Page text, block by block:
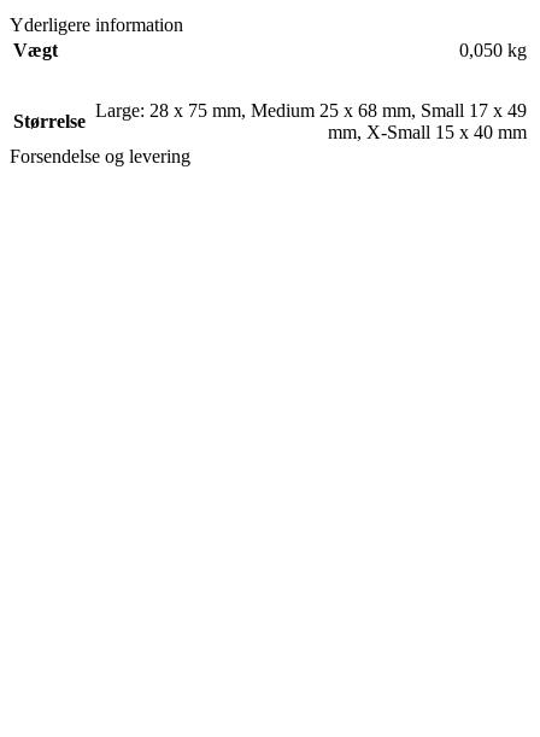
Yderligere information
Vægt
0,050 kg
Størrelse
Large: 28 x 75 mm, Medium 25 x 68 mm, Small 17 x 49
mm, X-Small 15 x 40 mm
Forsendelse og levering